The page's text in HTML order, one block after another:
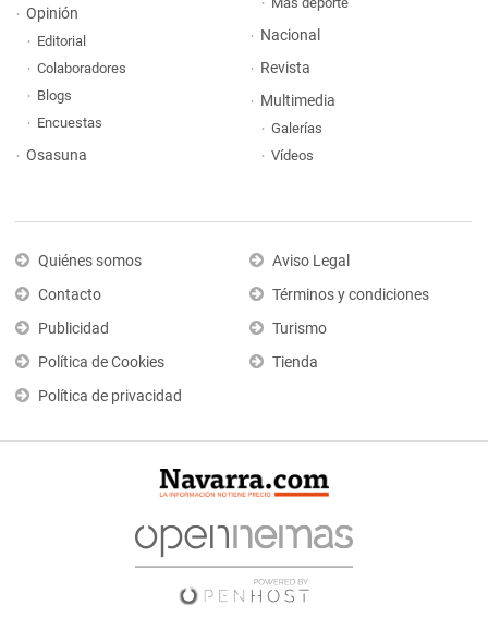
Opinión
Editorial
Colaboradores
Blogs
Encuestas
Osasuna
Nacional
Revista
Multimedia
Galerías
Vídeos
Quiénes somos
Contacto
Publicidad
Política de Cookies
Política de privacidad
Aviso Legal
Términos y condiciones
Turismo
Tienda